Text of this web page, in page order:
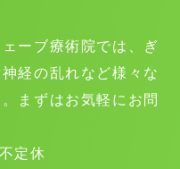
ーブ療術院では、ぎ
経の乱れなど様々な
まずはお気軽にお問
定休